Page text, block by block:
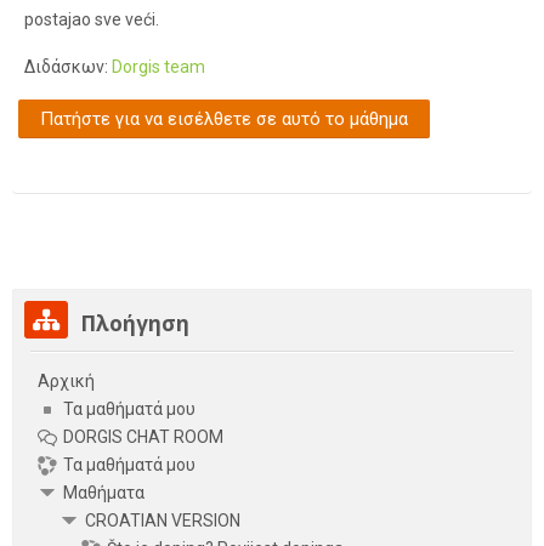
postajao sve veći.
Διδάσκων: Dorgis team
Πατήστε για να εισέλθετε σε αυτό το μάθημα
Παράλειψη Πλοήγηση
Πλοήγηση
Αρχική
Τα μαθήματά μου
DORGIS CHAT ROOM
Τα μαθήματά μου
Μαθήματα
CROATIAN VERSION